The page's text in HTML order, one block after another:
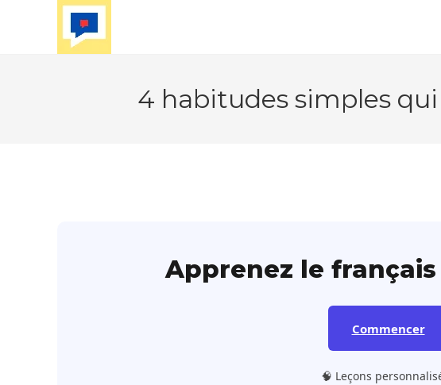
4 habitudes simples
Apprenez le
Commencer
🧠 Leçons